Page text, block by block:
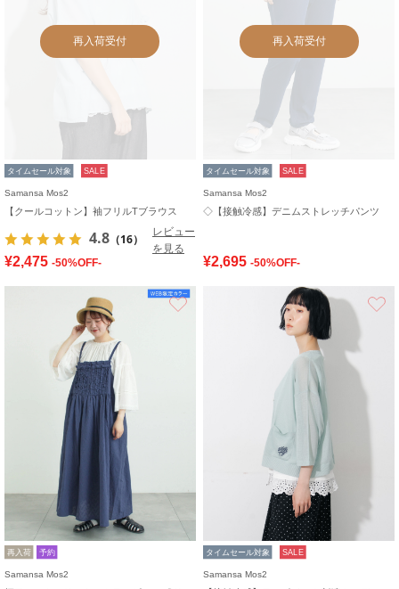
再入荷受付
タイムセール対象 SALE
Samansa Mos2
【クールコットン】袖フリルTブラウス
4.8 （16）
レビュー
を見る
¥2,475 -50%OFF-
再入荷受付
タイムセール対象 SALE
Samansa Mos2
◇【接触冷感】デニムストレッチパンツ
¥2,695 -50%OFF-
再入荷 予約
Samansa Mos2
タイムセール対象 SALE
Samansa Mos2